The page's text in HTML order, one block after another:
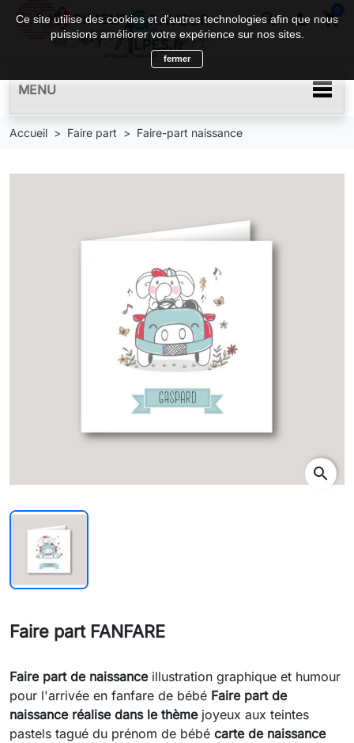
search  shopping_cart
0
MENU
Accueil Faire part Faire-part naissance
search
Faire part FANFARE
Faire part de naissanceillustration graphique et humour
pour l'arrivée en fanfare de bébé Faire part de
naissance réalise dans le thème joyeux aux teintes
pastels tagué du prénom de bébé carte de naissance
Ce site utilise des cookies et d'autres technologies afin que nous
puissions améliorer votre expérience sur nos sites.
fermer